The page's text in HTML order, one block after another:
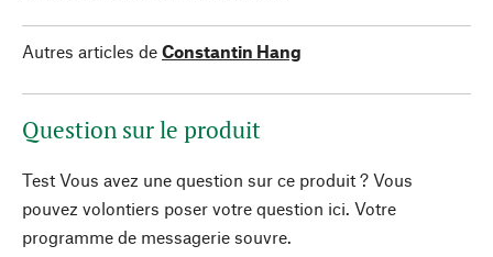
Autres articles de Constantin Hang
Question sur le produit
Test Vous avez une question sur ce produit ? Vous
pouvez volontiers poser votre question ici. Votre
programme de messagerie souvre.